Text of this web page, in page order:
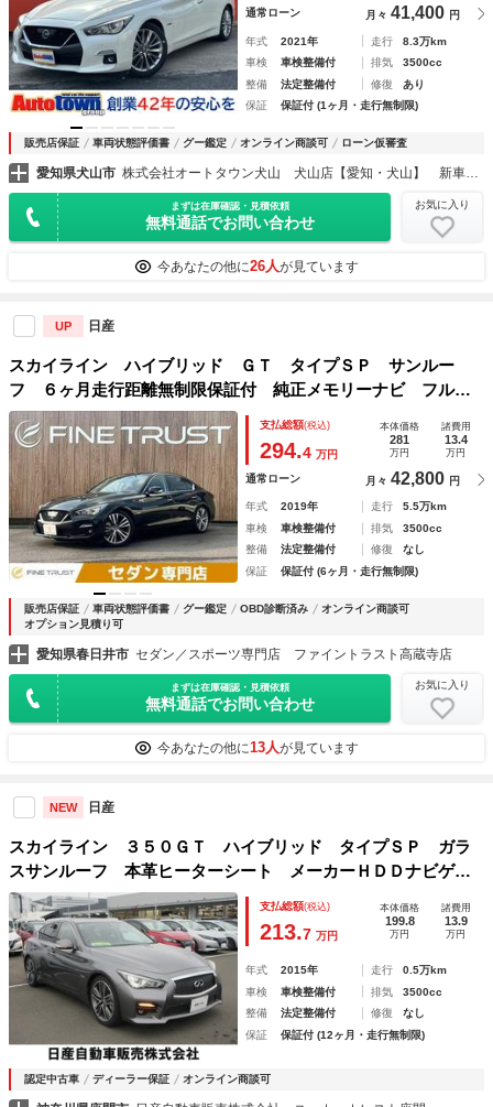
通常ローン 月々 41,400 円
年式 2021年 走行
8.3万km
車検
車検整備付 排気
3500cc
整備
法定整備付 修復
あり
保証
保証付 (1ヶ月・走行無制限)
販売店保証 車両状態評価書 グー鑑定 オンライン商談可 ローン仮審査
愛知県犬山市 株式会社オートタウン犬山 犬山店【愛知・犬山】 新車／中古車販売 スズキ・ダイハツ 認証指定工場
まずは在庫確認・見積依頼
無料通話でお問い合わせ
お気に入り
今あなたの他に26人が見ています
UP 日産
スカイライン ハイブリッド ＧＴ タイプＳＰ サンルー
フ ６ヶ月走行距離無制限保証付 純正メモリーナビ フルセ
グ アラウンドビューモニター ＥＴＣ２．０ 黒本革シー
ト 衝突軽減ブレーキ レーダークルーズコントロール シー
トヒーター 盗難防止装置
支払総額(税込)
294.4 万円
本体価格
281
万円
諸費用
13.4
万円
通常ローン 月々 42,800 円
年式 2019年 走行
5.5万km
車検
車検整備付 排気
3500cc
整備
法定整備付 修復
なし
保証
保証付 (6ヶ月・走行無制限)
販売店保証 車両状態評価書 グー鑑定 OBD診断済み
オンライン商談可
オプション見積り可
愛知県春日井市 セダン／スポーツ専門店 ファイントラスト高蔵寺店
まずは在庫確認・見積依頼
無料通話でお問い合わせ
お気に入り
今あなたの他に13人が見ています
NEW 日産
スカイライン ３５０ＧＴ ハイブリッド タイプＳＰ ガラ
スサンルーフ 本革ヒーターシート メーカーＨＤＤナビゲー
ション アラウンドビューモニター ＥＴＣ オートクルーズ
コントロール ＢＯＳＥサウンド 前後ドライブレコーダー
支払総額(税込)
213.7 万円
本体価格
199.8
万円
諸費用
13.9
万円
年式 2015年 走行
0.5万km
車検
車検整備付 排気
3500cc
整備
法定整備付 修復
なし
保証
保証付 (12ヶ月・走行無制限)
認定中古車 ディーラー保証 オンライン商談可